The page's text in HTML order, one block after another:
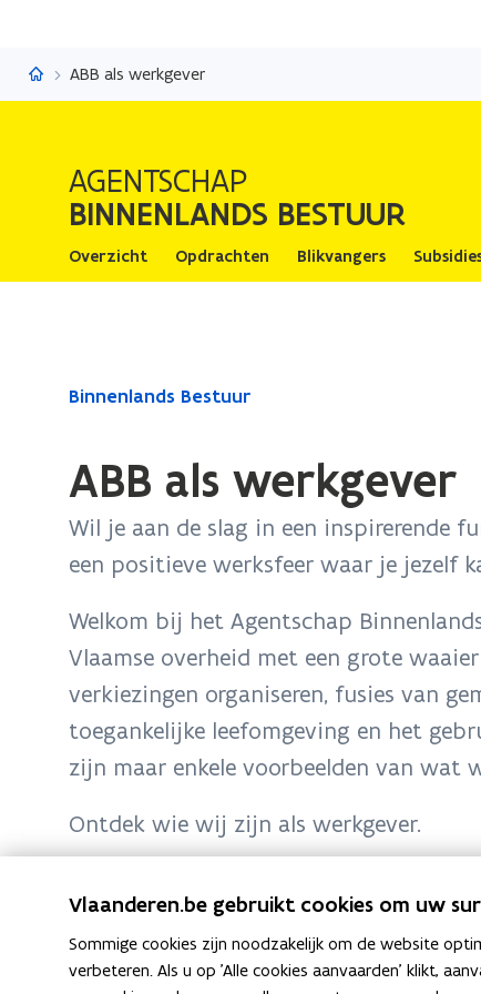
Binnenlands Bestuur
ABB als werkgever
AGENTSCHAP
BINNENLANDS BESTUUR
Overzicht Opdrachten Blikvangers
Gedaan
bevindt
werkgever
Binnenlands Bestuur
ABB als werkgever
Wil je aan de slag in een inspirerende
een positieve werksfeer waar je jezelf
Welkom bij het Agentschap
Vlaamse overheid met een grote
verkiezingen organiseren, fusies van
toegankelijke leefomgeving en het
zijn maar enkele voorbeelden van wat
Ontdek wie wij zijn als werkgever.
Deel deze pagina
a
c
i
n
o
p
Vlaanderen.be gebruikt cookies om uw
Sommige cookies zijn noodzakelijk om de website
verbeteren. Als u op 'Alle cookies aanvaarden' klikt,